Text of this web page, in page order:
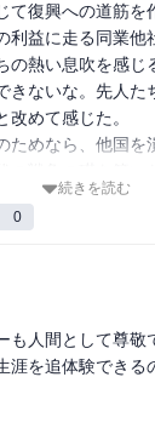
復興への道筋を
利益に走る同業他
の熱い息吹を感じ
きないな。先人た
めて感じた。
ためなら、他国
続きを読む
0
も人間として尊敬
涯を追体験できる